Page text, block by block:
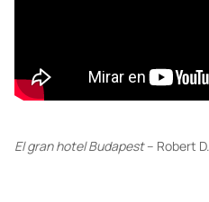
El gran hotel Budapest– Robert